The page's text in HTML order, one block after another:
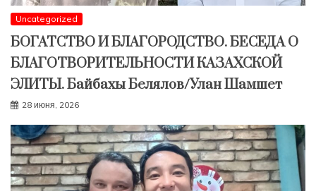
Uncategorized
БОГАТСТВО И БЛАГОРОДСТВО. БЕСЕДА О
БЛАГОТВОРИТЕЛЬНОСТИ КАЗАХСКОЙ
ЭЛИТЫ. Байбахы Белялов/Улан Шамшет
28 июня, 2026